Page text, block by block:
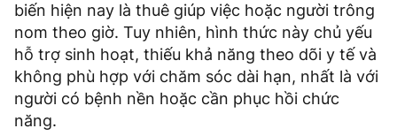
biến hiện nay là thuê giúp việc hoặc người trông
nom theo giờ. Tuy nhiên, hình thức này chủ yếu
hỗ trợ sinh hoạt, thiếu khả năng theo dõi y tế và
không phù hợp với chăm sóc dài hạn, nhất là với
người có bệnh nền hoặc cần phục hồi chức
năng.